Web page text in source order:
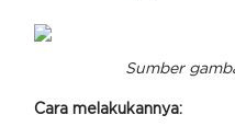
Sumber
Cara melakukannya: